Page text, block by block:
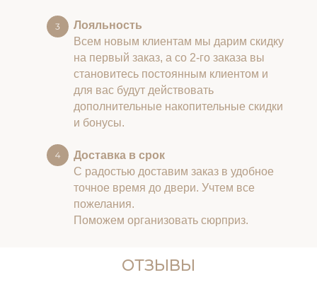
Лояльность
Всем новым клиентам мы дарим скидку
на первый заказ, а со 2-го заказа вы
становитесь постоянным клиентом и
для вас будут действовать
дополнительные накопительные скидки
и бонусы.
Доставка в срок
С радостью доставим заказ в удобное
точное время до двери. Учтем все
пожелания.
Поможем организовать сюрприз.
ОТЗЫВЫ